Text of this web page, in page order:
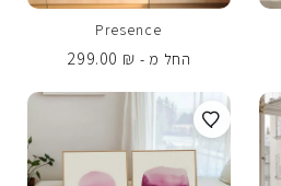
Presence
החל מ -
299.00 ₪